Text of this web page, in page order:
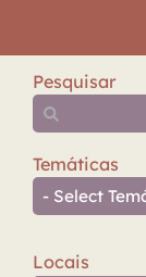
Pesquisar
Temáticas
Locais